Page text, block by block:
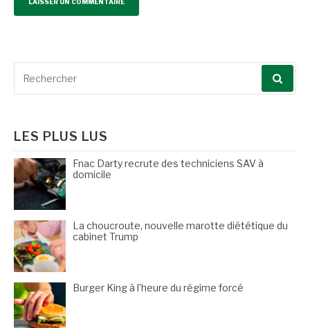
LES PLUS LUS
Fnac Darty recrute des techniciens SAV à
domicile
La choucroute, nouvelle marotte diététique du
cabinet Trump
Burger King à l’heure du régime forcé